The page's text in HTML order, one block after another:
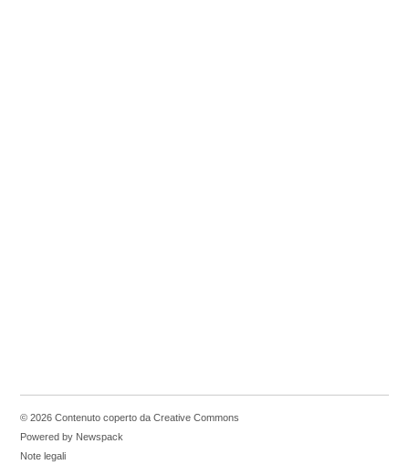
© 2026 Contenuto coperto da Creative Commons
Powered by Newspack
Note legali